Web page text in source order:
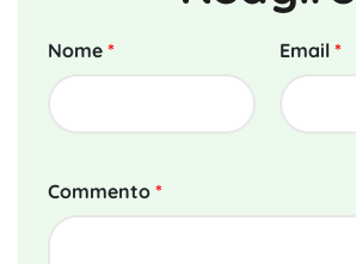
Nome * Email *
Commento *